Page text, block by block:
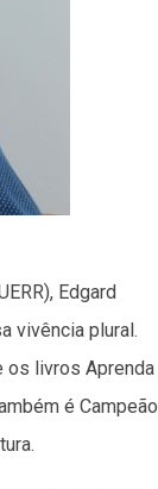
Edgard
vivência plural.
os livros Aprenda
é Campeão